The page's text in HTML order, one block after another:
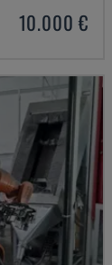
10.000 €